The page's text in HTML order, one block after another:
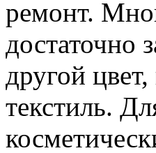
ремонт.
достаточно
другой
текстиль.